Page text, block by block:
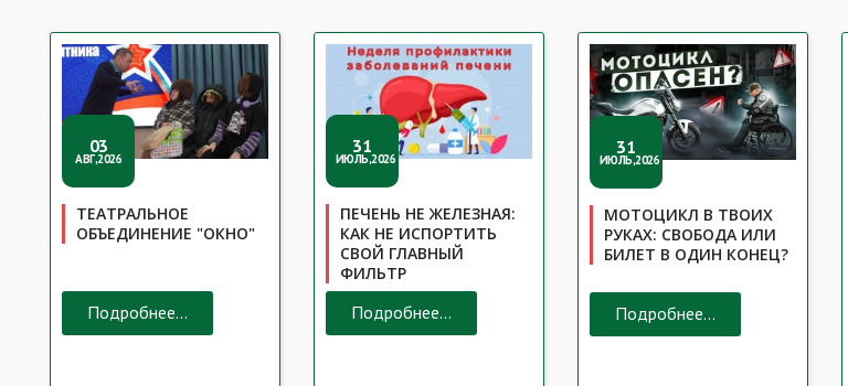
03
АВГ,2026
ТЕАТРАЛЬНОЕ
ОБЪЕДИНЕНИЕ "ОКНО"
Подробнее...
31
ИЮЛЬ,2026
ПЕЧЕНЬ НЕ ЖЕЛЕЗНАЯ:
КАК НЕ ИСПОРТИТЬ
СВОЙ ГЛАВНЫЙ
ФИЛЬТР
Подробнее...
31
ИЮЛЬ,2026
МОТОЦИКЛ В ТВОИХ
РУКАХ: СВОБОДА ИЛИ
БИЛЕТ В ОДИН КОНЕЦ?
Подробнее...